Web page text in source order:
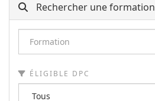
Rechercher une formation
ÉLIGIBLE DPC